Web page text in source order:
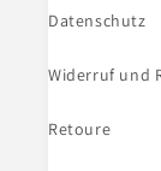
Datenschutz
Widerruf und
Retoure